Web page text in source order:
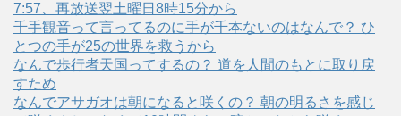
7:57、再放送翌土曜日8時15分から
千手観音って言ってるのに手が千本ないのはなんで？ ひ
とつの手が25の世界を救うから
なんで歩行者天国ってするの？ 道を人間のもとに取り戻
すため
なんでアサガオは朝になると咲くの？ 朝の明るさを感じ